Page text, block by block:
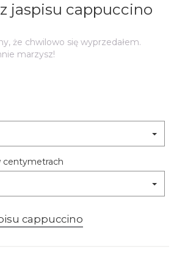
jaspisu cappuccino
że chwilowo się wyprzedałem.
marzysz!
centymetrach
cappuccino